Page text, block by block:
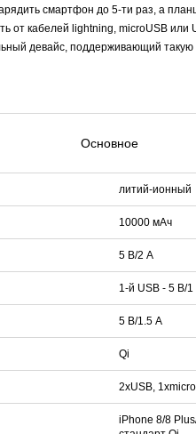
смартфон до 5-ти раз, а
от кабелей lightning, microUSB или
девайс, поддерживающий такую
Основное
литий-ионный
10000 мАч
5 В/2 A
1-й USB - 5 В/
5 В/1.5 A
Qi
2xUSB,
iPhone 8/8